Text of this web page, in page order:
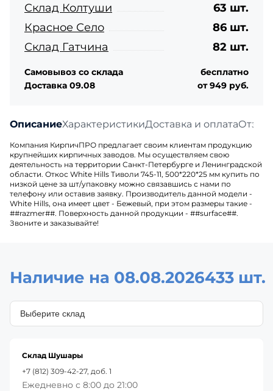
ОписаниеХарактеристикиДоставка и оплата
Компания КирпичПРО предлагает своим клиентам продукцию
крупнейших кирпичных заводов. Мы осуществляем свою
деятельность на территории Санкт-Петербурге и Ленинградской
области. Откос White Hills Тиволи 745-11, 500*220*25 мм купить по
низкой цене за шт/упаковку можно связавшись с нами по
телефону или оставив заявку. Производитель данной модели -
White Hills, она имеет цвет - Бежевый, при этом размеры такие -
##razmer##. Поверхность данной продукции - ##surface##.
Звоните и заказывайте!
Склад Колтуши
63 шт.
Красное Село
86 шт.
Склад Гатчина
82 шт.
Самовывоз со склада
бесплатно
Доставка 09.08
от 949 руб.
Наличие на 08.08.2026433 шт.
Склад Шушары
+7 (812) 309-42-27, доб. 1
Ежедневно с 8:00 до 21:00